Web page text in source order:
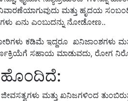
ಮತ್ತು ಹೃದಯ ಸಂಬಂಧಿ
ಏನು ಎಂಬುದನ್ನು ನೋಡೋಣ..
ಕಡಿಮೆ ಇದ್ದರೂ ಖನಿಜಾಂಶಗಳು
ಸಹಾಯ ಮಾಡುವದು, ರೋಗ
ಮತ್ತು ಖನಿಜಗಳಿಂದ